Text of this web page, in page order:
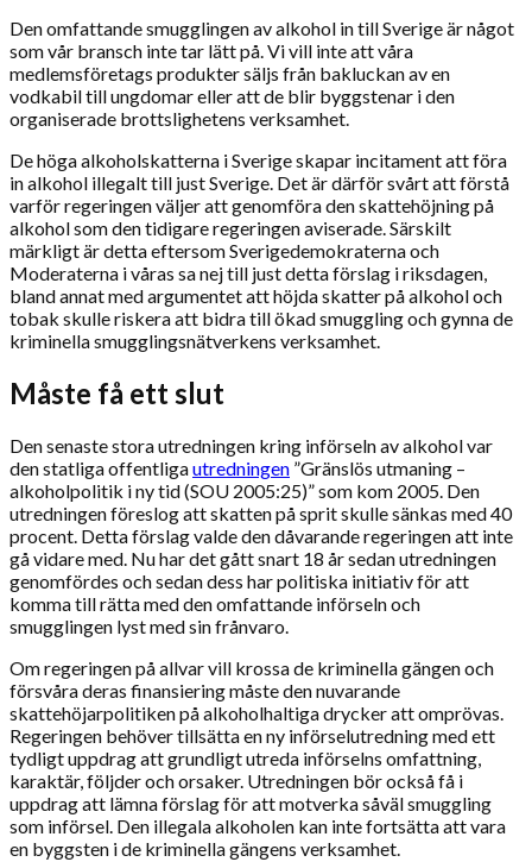
Den omfattande smugglingen av alkohol in till Sverige är något
som vår bransch inte tar lätt på. Vi vill inte att våra
medlemsföretags produkter säljs från bakluckan av en
vodkabil till ungdomar eller att de blir byggstenar i den
organiserade brottslighetens verksamhet.
De höga alkoholskatterna i Sverige skapar incitament att föra
in alkohol illegalt till just Sverige. Det är därför svårt att förstå
varför regeringen väljer att genomföra den skattehöjning på
alkohol som den tidigare regeringen aviserade. Särskilt
märkligt är detta eftersom Sverigedemokraterna och
Moderaterna i våras sa nej till just detta förslag i riksdagen,
bland annat med argumentet att höjda skatter på alkohol och
tobak skulle riskera att bidra till ökad smuggling och gynna de
kriminella smugglingsnätverkens verksamhet.
Måste få ett slut
Den senaste stora utredningen kring införseln av alkohol var
den statliga offentligautredningen ”Gränslös utmaning –
alkoholpolitik i ny tid (SOU 2005:25)” som kom 2005. Den
utredningen föreslog att skatten på sprit skulle sänkas med 40
procent. Detta förslag valde den dåvarande regeringen att inte
gå vidare med. Nu har det gått snart 18 år sedan utredningen
genomfördes och sedan dess har politiska initiativ för att
komma till rätta med den omfattande införseln och
smugglingen lyst med sin frånvaro.
Om regeringen på allvar vill krossa de kriminella gängen och
försvåra deras finansiering måste den nuvarande
skattehöjarpolitiken på alkoholhaltiga drycker att omprövas.
Regeringen behöver tillsätta en ny införselutredning med ett
tydligt uppdrag att grundligt utreda införselns omfattning,
karaktär, följder och orsaker. Utredningen bör också få i
uppdrag att lämna förslag för att motverka såväl smuggling
som införsel. Den illegala alkoholen kan inte fortsätta att vara
en byggsten i de kriminella gängens verksamhet.